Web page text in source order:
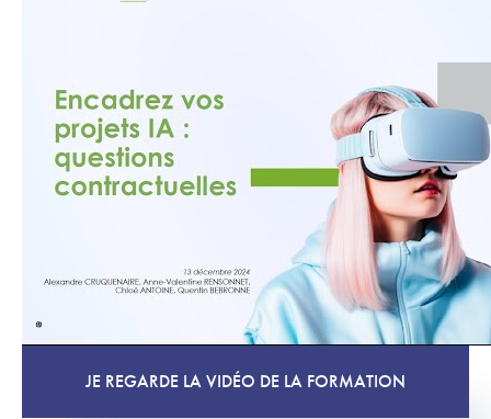
JE REGARDE LA VIDÉO DE LA FORMATION